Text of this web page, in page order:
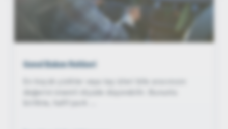
Genel Bakım Rehberi
En küçük çizikler veya taş izleri bile aracınızın
değerini önemli ölçüde düşürebilir. Bununla